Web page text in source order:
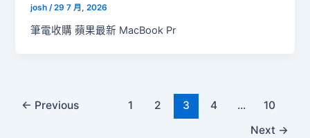
josh/29 7 月, 2026
筆電收購 蘋果最新 MacBook Pr
← Previous 1 2 3 4 ...
10
Next →